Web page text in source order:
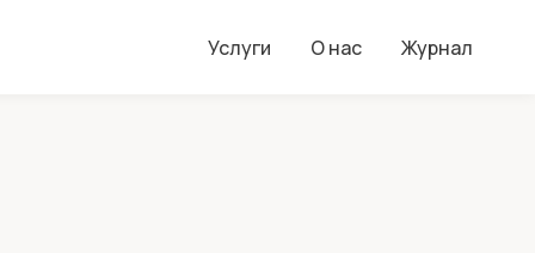
Услуги О нас Журнал